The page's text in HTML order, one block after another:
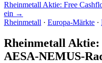
Rheinmetall Aktie: Free
ein →
Rheinmetall · Europa-Märkte ·
Rheinmetall
AESA-NEMUS-